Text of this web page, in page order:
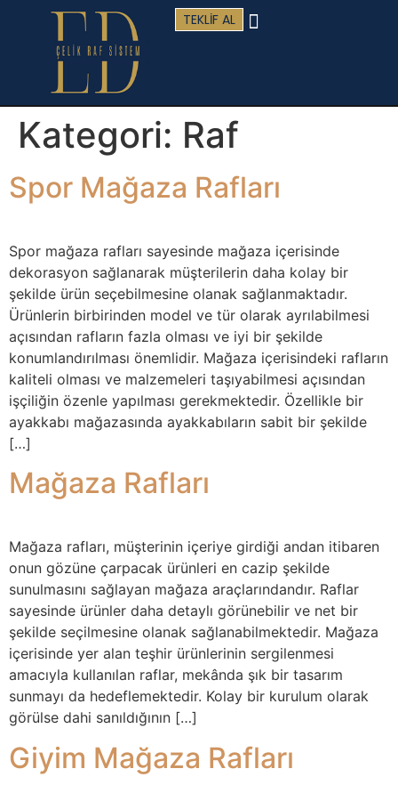
TEKLIF AL
Kategori: Raf
Spor Mağaza Rafları
Spor mağaza rafları sayesinde mağaza içerisinde
dekorasyon sağlanarak müşterilerin daha kolay bir
şekilde ürün seçebilmesine olanak sağlanmaktadır.
Ürünlerin birbirinden model ve tür olarak ayrılabilmesi
açısından rafların fazla olması ve iyi bir şekilde
konumlandırılması önemlidir. Mağaza içerisindeki rafların
kaliteli olması ve malzemeleri taşıyabilmesi açısından
işçiliğin özenle yapılması gerekmektedir. Özellikle bir
ayakkabı mağazasında ayakkabıların sabit bir şekilde
[…]
Mağaza Rafları
Mağaza rafları, müşterinin içeriye girdiği andan itibaren
onun gözüne çarpacak ürünleri en cazip şekilde
sunulmasını sağlayan mağaza araçlarındandır. Raflar
sayesinde ürünler daha detaylı görünebilir ve net bir
şekilde seçilmesine olanak sağlanabilmektedir. Mağaza
içerisinde yer alan teşhir ürünlerinin sergilenmesi
amacıyla kullanılan raflar, mekânda şık bir tasarım
sunmayı da hedeflemektedir. Kolay bir kurulum olarak
görülse dahi sanıldığının […]
Giyim Mağaza Rafları